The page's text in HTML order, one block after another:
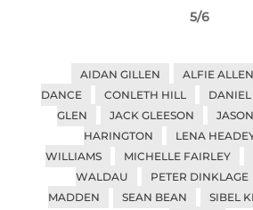
5/6
AIDAN GILLEN ALFIE ALLEN
DANCE
CONLETH HILL
GLEN
JACK GLEESON
HARINGTON
LENA
WILLIAMS
MICHELLE FAIRLEY
WALDAU
PETER DINKLAGE
MADDEN
SEAN BEAN SIBEL